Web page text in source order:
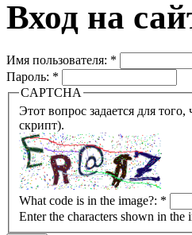
Вход на
Имя пользователя: *
Пароль: *
CAPTCHA
Этот вопрос задается для того, чтобы выяснить, являетесь
скрипт).
What code is in the image?: *
Enter the characters shown in the